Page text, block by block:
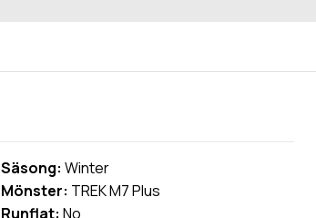
Säsong: Winter
Mönster: TREK M7 Plus
Runflat: No